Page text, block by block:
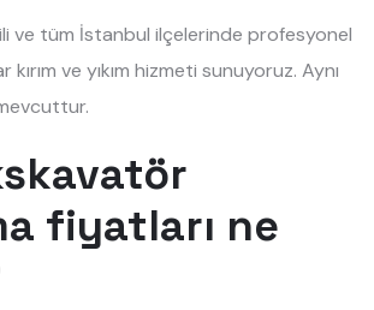
ve tüm İstanbul ilçelerinde profesyonel
kırım ve yıkım hizmeti sunuyoruz. Aynı
fiyatları ne